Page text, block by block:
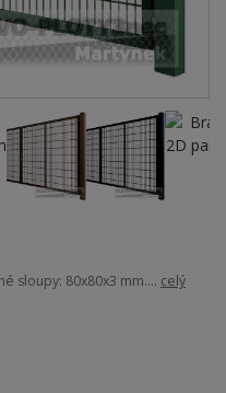
sloupy: 80x80x3 mm.... celý